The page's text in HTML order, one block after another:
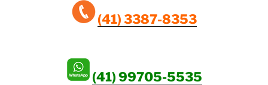
(41) 3387-8353
(41) 99705-5535